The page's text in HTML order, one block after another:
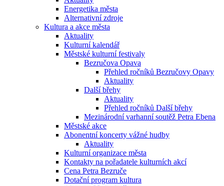
Energetika města
Alternativní zdroje
Kultura a akce města
Aktuality
Kulturní kalendář
Městské kulturní festivaly
Bezručova Opava
Přehled ročníků Bezručovy Opavy
Aktuality
Další břehy
Aktuality
Přehled ročníků Další břehy
Mezinárodní varhanní soutěž Petra Ebena
Městské akce
Abonentní koncerty vážné hudby
Aktuality
Kulturní organizace města
Kontakty na pořadatele kulturních akcí
Cena Petra Bezruče
Dotační program kultura